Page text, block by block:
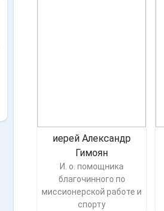
иерей Александр
Гимоян
И. о. помощника
благочинного по
миссионерской работе и
спорту